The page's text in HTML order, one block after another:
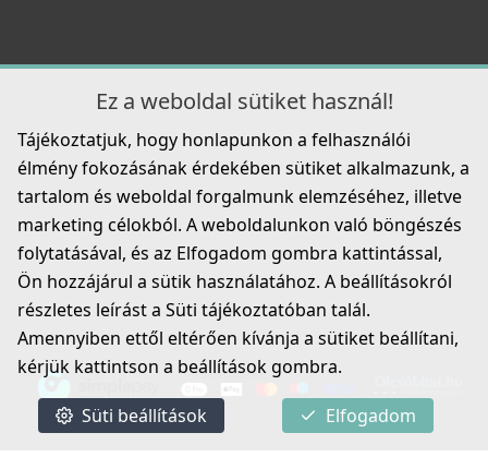
MGKNEV68
119 990 Ft
Részletek
Ez a weboldal sütiket használ!
Tájékoztatjuk, hogy honlapunkon a felhasználói
élmény fokozásának érdekében sütiket alkalmazunk, a
tartalom és weboldal forgalmunk elemzéséhez, illetve
marketing célokból. A weboldalunkon való böngészés
folytatásával, és az Elfogadom gombra kattintással,
Ön hozzájárul a sütik használatához. A beállításokról
részletes leírást a Süti tájékoztatóban talál.
Amennyiben ettől eltérően kívánja a sütiket beállítani,
kérjük kattintson a beállítások gombra.
Süti beállítások Elfogadom